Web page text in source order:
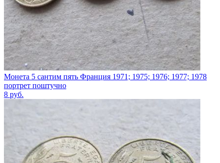
Монета 5 сантим пять Франция 1971; 1975; 1976; 1977; 1978
портрет поштучно
8 руб.